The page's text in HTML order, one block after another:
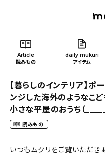
Article
読みもの
daily mukuri
アイテム
【暮らしのインテリア】ポ
ンジした海外のようなこ
小さな平屋のおうち（
読みもの
いつもムクリをご覧いただき